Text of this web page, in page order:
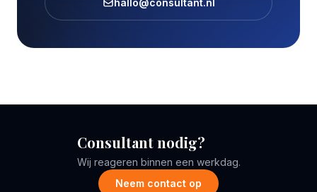
hallo@consultant.nl
Consultant nodig?
Wij reageren binnen een werkdag.
Neem contact op